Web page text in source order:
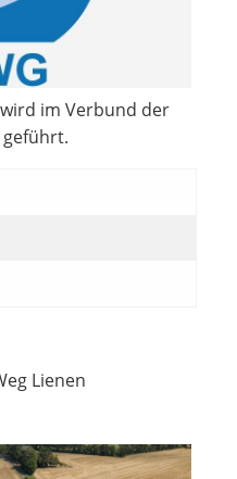
im Verbund der
geführt.
Lienen